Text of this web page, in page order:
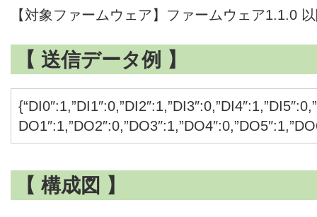
【対象ファームウェア】ファームウェア1.1.0
【 送信データ例 】
【 構成図 】